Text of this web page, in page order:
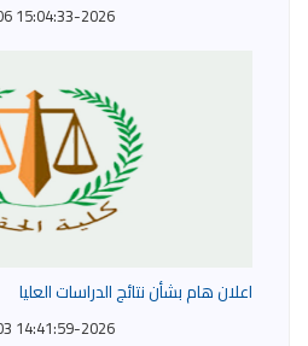
2026-Aug-06 15:04:33
اعلان هام بشأن نتائج الدراسات العليا
2026-Aug-03 14:41:59